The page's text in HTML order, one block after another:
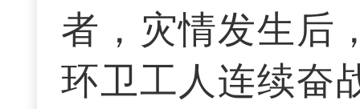
者，灾情发生后
环卫工人连续奋